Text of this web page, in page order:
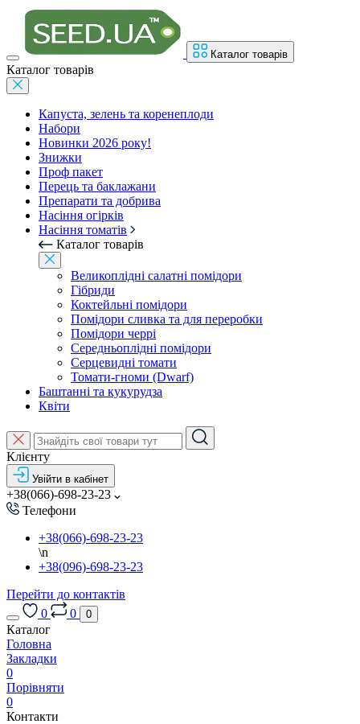
Каталог товарів
Каталог товарів
Капуста, зелень та коренеплоди
Набори
Новинки 2026 року!
Знижки
Проф пакет
Перець та баклажани
Препарати та добрива
Насіння огірків
Насіння томатів
Каталог товарів
Великоплідні салатні помідори
Гібриди
Коктейльні помідори
Помідори сливка та для переробки
Помідори черрі
Середньоплідні помідори
Серцевидні томати
Томати-гноми (Dwarf)
Баштанні та кукурудза
Квіти
Клієнту
Увійти в кабінет
+38(066)-698-23-23
Телефони
+38(066)-698-23-23
\n
+38(096)-698-23-23
Перейти до контактів
0
0 0
Каталог
Головна
Закладки
0
Порівняти
0
Контакти